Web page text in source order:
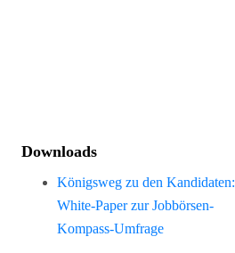
Downloads
Königsweg zu den Kandidaten:
White-Paper zur Jobbörsen-
Kompass-Umfrage